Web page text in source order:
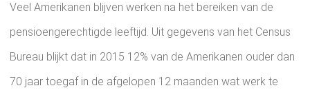
Veel Amerikanen blijven werken na het bereiken van de
pensioengerechtigde leeftijd. Uit gegevens van het Census
Bureau blijkt dat in 2015 12% van de Amerikanen ouder dan
70 jaar toegaf in de afgelopen 12 maanden wat werk te